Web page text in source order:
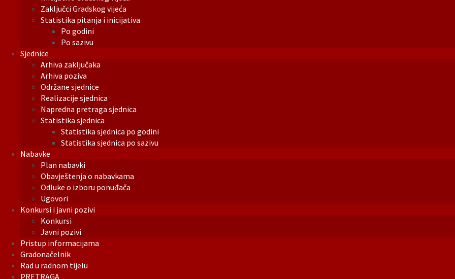
Zaključci Gradskog vijeća
Statistika pitanja i inicijativa
Po godini
Po sazivu
Sjednice
Arhiva zaključaka
Arhiva poziva
Održane sjednice
Realizacije sjednica
Napredna pretraga sjednica
Statistika sjednica
Statistika sjednica po godini
Statistika sjednica po sazivu
Nabavke
Plan nabavki
Obavještenja o nabavkama
Odluke o izboru ponuđača
Ugovori
Konkursi i javni pozivi
Konkursi
Javni pozivi
Pristup informacijama
Gradonačelnik
Rad u radnom tijelu
PRETRAGA